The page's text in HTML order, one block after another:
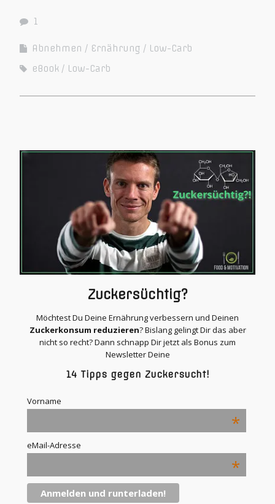
1
Abnehmen Ernährung
Low-Carb
eBook
Low-Carb
Zuckersüchtig?
Möchtest Du Deine Ernährung verbessern und Deinen
Zuckerkonsum reduzieren? Bislang gelingt Dir das aber
nicht so recht? Dann schnapp Dir jetzt als Bonus zum
Newsletter Deine
14 Tipps gegen Zuckersucht!
Vorname
*
eMail-Adresse
*